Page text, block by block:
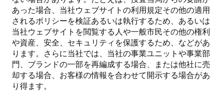
あった場合、当社ウェブサイトの利用規定その他の適用
されるポリシーを検証あるいは執行するため、あるいは
当社ウェブサイトを閲覧する人や一般市民その他の権利
や資産、安全、セキュリティを保護するため、などがあ
ります。さらに当社では、当社の事業ユニットや事業部
門、ブランドの一部を再編成する場合、または他社に売
却する場合、お客様の情報を合わせて開示する場合があ
り得ます。